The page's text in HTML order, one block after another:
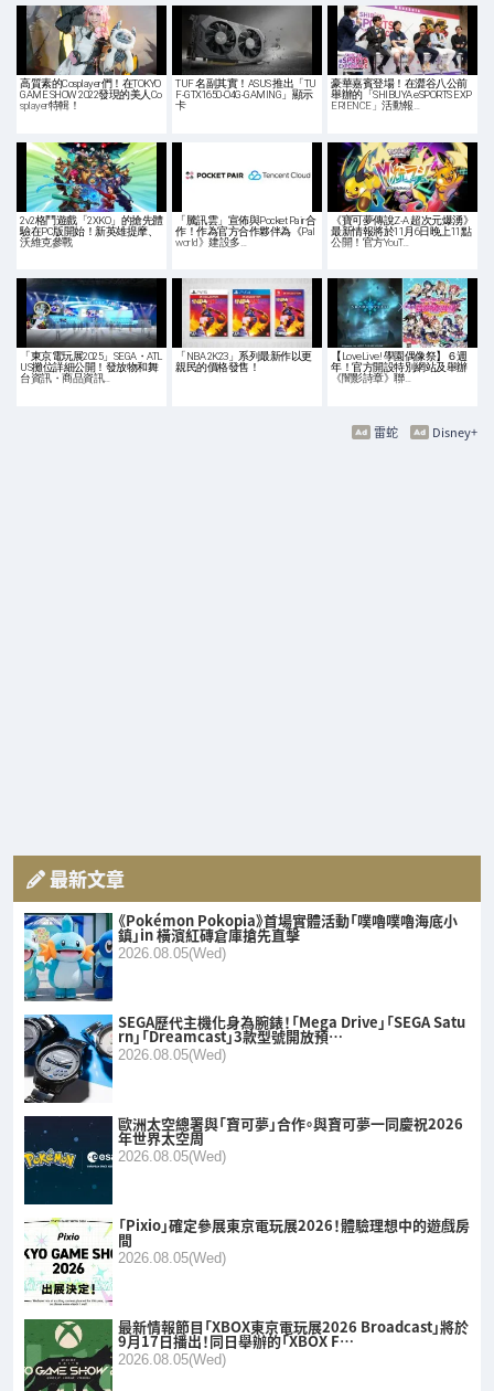
高質素的Cosplayer們！在TOKYO
GAME SHOW 2022發現的美人Co
splayer特輯！
TUF 名副其實！ASUS 推出「TU
F-GTX1650-O4G-GAMING」顯示
卡
豪華嘉賓登場！在澀谷八公前
舉辦的「SHIBUYA eSPORTS EXP
ERIENCE」活動報…
2v2格鬥遊戲「2XKO」的搶先體
驗在PC版開始！新英雄提摩、
沃維克參戰
「騰訊雲」宣佈與Pocket Pair合
作！作為官方合作夥伴為《Pal
world》建設多…
《寶可夢傳說Z-A 超次元爆湧》
最新情報將於11月6日晚上11點
公開！官方YouT…
「東京電玩展2025」SEGA・ATL
US攤位詳細公開！發放物和舞
台資訊・商品資訊…
「NBA 2K23」系列最新作以更
親民的價格發售！
【LoveLive! 學園偶像祭】６週
年！官方開設特別網站及舉辦
《闇影詩章》聯…
Disney+
雷蛇
最新文章
《Pokémon Pokopia》首場實體活動「噗嚕噗嚕海底小
鎮」in 橫濱紅磚倉庫搶先直擊
2026.08.05(Wed)
SEGA歷代主機化身為腕錶！「Mega Drive」「SEGA Satu
rn」「Dreamcast」3款型號開放預…
2026.08.05(Wed)
歐洲太空總署與「寶可夢」合作。與寶可夢一同慶祝2026
年世界太空周
2026.08.05(Wed)
「Pixio」確定參展東京電玩展2026！體驗理想中的遊戲房
間
2026.08.05(Wed)
最新情報節目「XBOX東京電玩展2026 Broadcast」將於
9月17日播出！同日舉辦的「XBOX F…
2026.08.05(Wed)